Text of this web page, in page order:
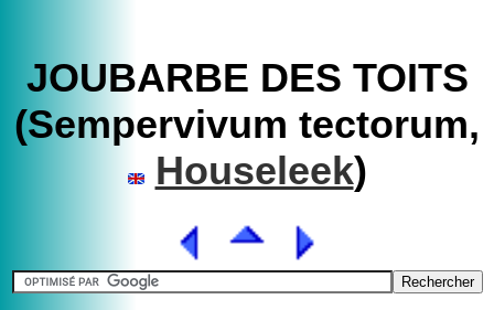
JOUBARBE DES TOITS
(Sempervivum tectorum,
Houseleek)